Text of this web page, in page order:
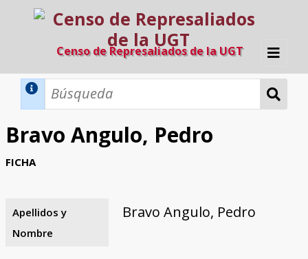
Censo de Represaliados de la UGT
Inicio
Búsqueda Dinámica
Búsqueda Avanzada
Filtros A-Z
Razones y objetivos
El equipo
Colaboradores
Fuentes documentales
Bravo Angulo, Pedro
FICHA
Apellidos y
Nombre
Bravo Angulo, Pedro